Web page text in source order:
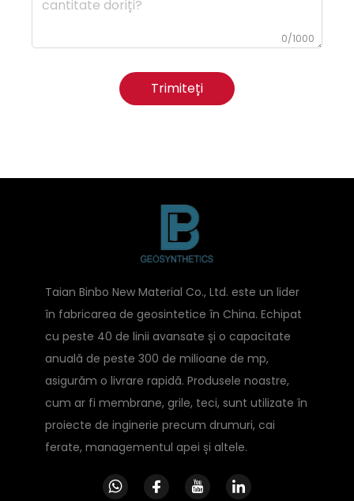
0/1000
Trimiteți
Taian Binbo New Material Co., Ltd. este un lider
în fabricarea de geosintetice în China. Echipat
cu peste 40 de linii avansate și o capacitate
anuală de peste 300 de milioane de mp,
asigurăm o livrare rapidă. Produsele noastre,
cum ar fi membrane, grile, teci, sunt utilizate în
proiecte de inginerie precum drumuri, cai
ferate, managementul apei și altele.